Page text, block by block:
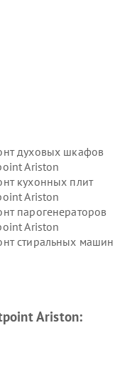
духовых шкафов
Ariston
кухонных плит
Ariston
парогенераторов
Ariston
стиральных машин
Ariston
Ariston
Ariston: